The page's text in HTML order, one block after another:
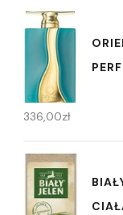
336,00zł